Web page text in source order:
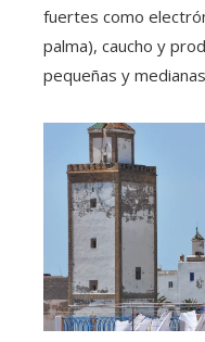
fuertes como
palma), caucho y
pequeñas y